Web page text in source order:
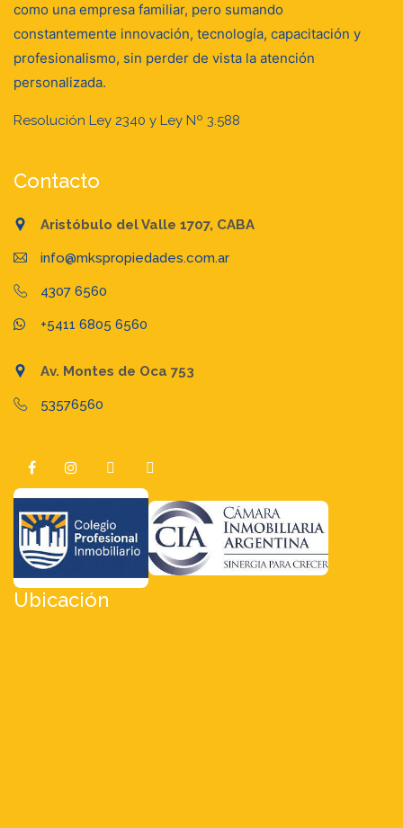
como una empresa familiar, pero sumando
constantemente innovación, tecnología, capacitación y
profesionalismo, sin perder de vista la atención
personalizada.
Resolución Ley 2340 y Ley Nº 3.588
Contacto
Aristóbulo del Valle 1707, CABA
info@mkspropiedades.com.ar
4307 6560
+5411 6805 6560
Av. Montes de Oca 753
53576560
Ubicación